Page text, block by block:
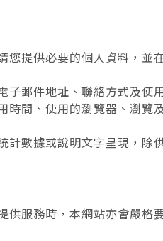
提供必要的個人資料，並
郵件地址、聯絡方式及使
間、使用的瀏覽器、瀏覽
數據或說明文字呈現，除
服務時，本網站亦會嚴格